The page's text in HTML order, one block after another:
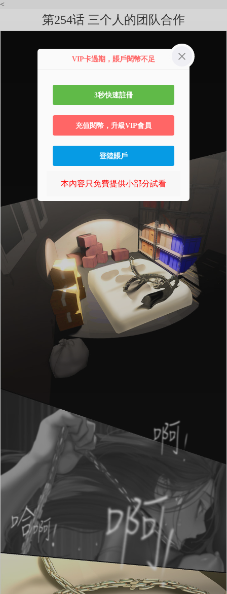
<
第254话 三个人的团队合作
VIP卡過期，賬戶閱幣不足
3秒快速註冊
充值閱幣，升級VIP會員
登陸賬戶
本內容只免費提供小部分試看